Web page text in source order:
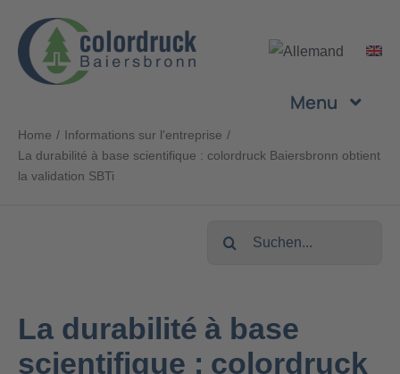
content
Menu
Entreprise
Durabilité
Home
Informations sur l'entreprise
La durabilité à base scientifique : colordruck Baiersbronn obtient
la validation SBTi
Search
La durabilité à base
scientifique : colordruck